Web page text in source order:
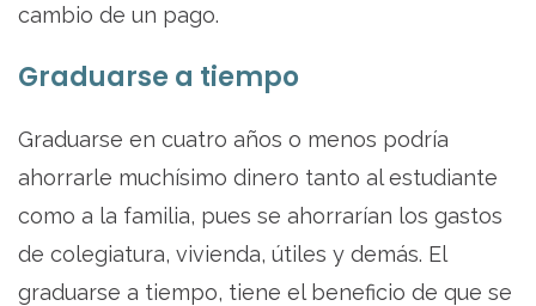
cambio de un pago.
Graduarse a tiempo
Graduarse en cuatro años o menos podría
ahorrarle muchísimo dinero tanto al estudiante
como a la familia, pues se ahorrarían los gastos
de colegiatura, vivienda, útiles y demás. El
graduarse a tiempo, tiene el beneficio de que se